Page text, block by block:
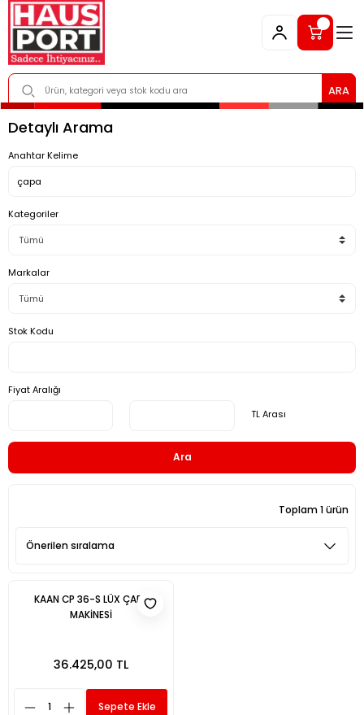
ARA
Detaylı Arama
Anahtar Kelime
Kategoriler
Markalar
Stok Kodu
Fiyat Aralığı
TL Arası
Ara
Toplam 1 ürün
KAAN CP 36-S LÜX ÇAPA
MAKİNESİ
36.425,00 TL
Sepete Ekle